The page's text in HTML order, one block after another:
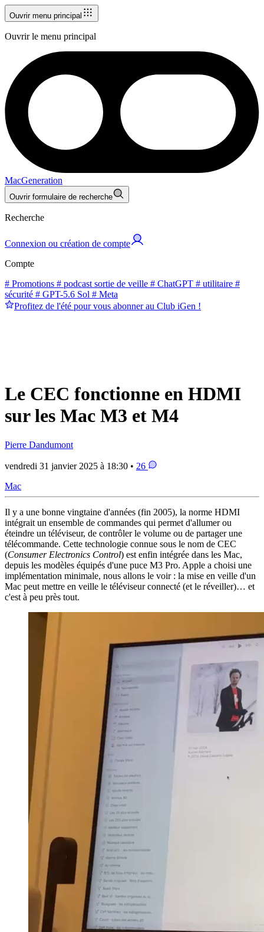
Ouvrir menu principal
Ouvrir le menu principal
MacGeneration
Ouvrir formulaire de recherche
Recherche
Connexion ou création de compte
Compte
# Promotions # podcast sortie de veille # ChatGPT # utilitaire #
sécurité # GPT-5.6 Sol # Meta
Profitez de l'été pour vous abonner au Club iGen !
Le CEC fonctionne en HDMI
sur les Mac M3 et M4
Pierre Dandumont
vendredi 31 janvier 2025 à 18:30 • 26
Mac
Il y a une bonne vingtaine d'années (fin 2005), la norme HDMI
intégrait un ensemble de commandes qui permet d'allumer ou
éteindre un téléviseur, de contrôler le volume ou de partager une
télécommande. Cette technologie connue sous le nom de CEC
(Consumer Electronics Control) est enfin intégrée dans les Mac,
depuis les modèles équipés d'une puce M3 Pro. Apple a choisi une
implémentation minimale, nous allons le voir : la mise en veille d'un
Mac peut mettre en veille le téléviseur connecté (et le réveiller)… et
c'est à peu près tout.